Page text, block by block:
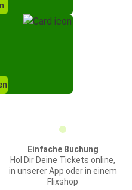
Einfache Buchung
Hol Dir Deine Tickets online,
in unserer App oder in einem
Flixshop